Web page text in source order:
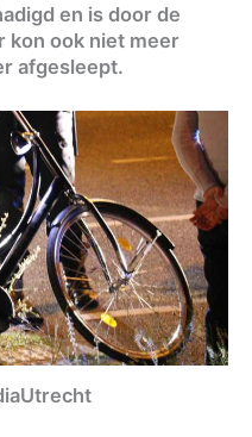
en is door de
kon ook niet meer
afgesleept.